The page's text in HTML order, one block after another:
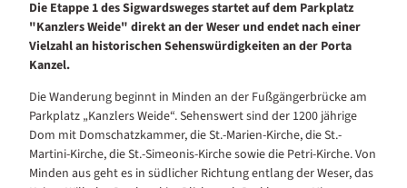
Die Etappe 1 des Sigwardsweges startet auf dem Parkplatz
"Kanzlers Weide" direkt an der Weser und endet nach einer
Vielzahl an historischen Sehenswürdigkeiten an der Porta
Kanzel.
Die Wanderung beginnt in Minden an der Fußgängerbrücke am
Parkplatz „Kanzlers Weide“. Sehenswert sind der 1200 jährige
Dom mit Domschatzkammer, die St.-Marien-Kirche, die St.-
Martini-Kirche, die St.-Simeonis-Kirche sowie die Petri-Kirche. Von
Minden aus geht es in südlicher Richtung entlang der Weser, das